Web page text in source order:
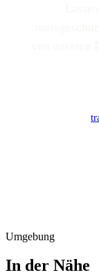
Umgebung
In der Nähe